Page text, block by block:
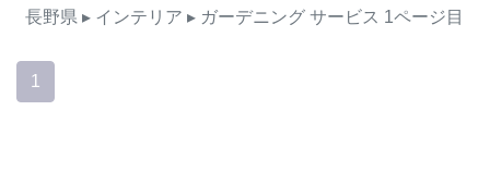
長野県 ▸ インテリア ▸ ガーデニング サービス 1ページ目
1